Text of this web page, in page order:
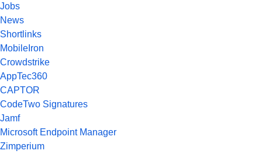
Jobs
News
Shortlinks
MobileIron
Crowdstrike
AppTec360
CAPTOR
CodeTwo Signatures
Jamf
Microsoft Endpoint Manager
Zimperium